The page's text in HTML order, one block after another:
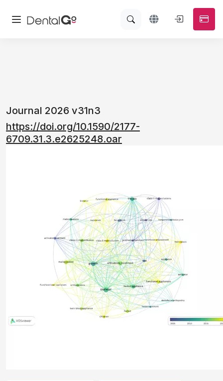
Journal 2026 v31n3
https://doi.org/10.1590/2177-
6709.31.3.e2625248.oar